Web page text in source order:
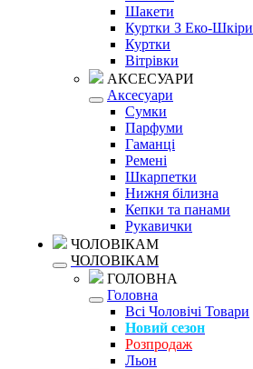
Шакети
Куртки З Еко-Шкіри
Куртки
Вітрівки
АКСЕСУАРИ
Аксесуари
Сумки
Парфуми
Гаманці
Ремені
Шкарпетки
Нижня білизна
Кепки та панами
Рукавички
ЧОЛОВІКАМ
ЧОЛОВІКАМ
ГОЛОВНА
Головна
Всі Чоловічі Товари
Новий сезон
Розпродаж
Льон